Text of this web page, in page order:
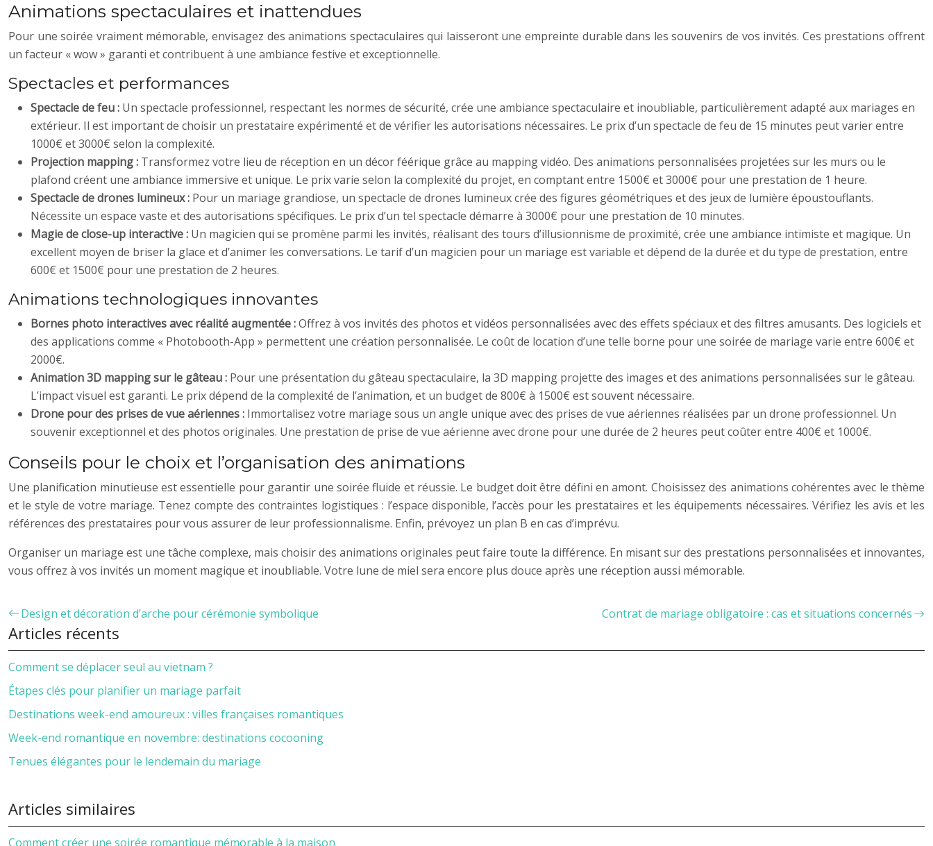
Animations spectaculaires et inattendues
Pour une soirée vraiment mémorable, envisagez des animations spectaculaires qui laisseront une empreinte durable dans les souvenirs de vos invités. Ces prestations offrent
un facteur « wow » garanti et contribuent à une ambiance festive et exceptionnelle.
Spectacles et performances
Spectacle de feu : Un spectacle professionnel, respectant les normes de sécurité, crée une ambiance spectaculaire et inoubliable, particulièrement adapté aux mariages en
extérieur. Il est important de choisir un prestataire expérimenté et de vérifier les autorisations nécessaires. Le prix d’un spectacle de feu de 15 minutes peut varier entre
1000€ et 3000€ selon la complexité.
Projection mapping : Transformez votre lieu de réception en un décor féérique grâce au mapping vidéo. Des animations personnalisées projetées sur les murs ou le
plafond créent une ambiance immersive et unique. Le prix varie selon la complexité du projet, en comptant entre 1500€ et 3000€ pour une prestation de 1 heure.
Spectacle de drones lumineux : Pour un mariage grandiose, un spectacle de drones lumineux crée des figures géométriques et des jeux de lumière époustouflants.
Nécessite un espace vaste et des autorisations spécifiques. Le prix d’un tel spectacle démarre à 3000€ pour une prestation de 10 minutes.
Magie de close-up interactive : Un magicien qui se promène parmi les invités, réalisant des tours d’illusionnisme de proximité, crée une ambiance intimiste et magique. Un
excellent moyen de briser la glace et d’animer les conversations. Le tarif d’un magicien pour un mariage est variable et dépend de la durée et du type de prestation, entre
600€ et 1500€ pour une prestation de 2 heures.
Animations technologiques innovantes
Bornes photo interactives avec réalité augmentée :Offrez à vos invités des photos et vidéos personnalisées avec des effets spéciaux et des filtres amusants. Des logiciels et
des applications comme « Photobooth-App » permettent une création personnalisée. Le coût de location d’une telle borne pour une soirée de mariage varie entre 600€ et
2000€.
Animation 3D mapping sur le gâteau : Pour une présentation du gâteau spectaculaire, la 3D mapping projette des images et des animations personnalisées sur le gâteau.
L’impact visuel est garanti. Le prix dépend de la complexité de l’animation, et un budget de 800€ à 1500€ est souvent nécessaire.
Drone pour des prises de vue aériennes : Immortalisez votre mariage sous un angle unique avec des prises de vue aériennes réalisées par un drone professionnel. Un
souvenir exceptionnel et des photos originales. Une prestation de prise de vue aérienne avec drone pour une durée de 2 heures peut coûter entre 400€ et 1000€.
Conseils pour le choix et l’organisation des animations
Une planification minutieuse est essentielle pour garantir une soirée fluide et réussie. Le budget doit être défini en amont. Choisissez des animations cohérentes avec le thème
et le style de votre mariage. Tenez compte des contraintes logistiques : l’espace disponible, l’accès pour les prestataires et les équipements nécessaires. Vérifiez les avis et les
références des prestataires pour vous assurer de leur professionnalisme. Enfin, prévoyez un plan B en cas d’imprévu.
Organiser un mariage est une tâche complexe, mais choisir des animations originales peut faire toute la différence. En misant sur des prestations personnalisées et innovantes,
vous offrez à vos invités un moment magique et inoubliable. Votre lune de miel sera encore plus douce après une réception aussi mémorable.
Design et décoration d’arche pour cérémonie symbolique Contrat de mariage obligatoire : cas et situations concernés
Articles récents
Comment se déplacer seul au vietnam ?
Étapes clés pour planifier un mariage parfait
Destinations week-end amoureux : villes françaises romantiques
Week-end romantique en novembre: destinations cocooning
Tenues élégantes pour le lendemain du mariage
Articles similaires
Comment créer une soirée romantique mémorable à la maison